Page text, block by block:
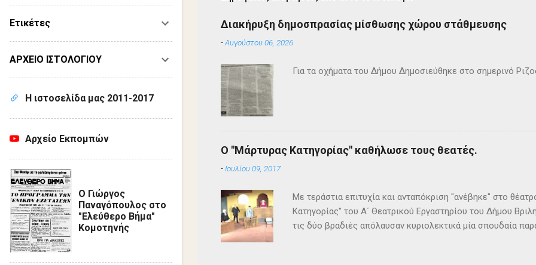
ε
σ
σ
ο
λ
ί
ο
υ
Διακήρυξη δημοσπρασίας μίσθωσης χώρου στάθμευσης
-Αυγούστου 06, 2026
Για τα οχήματα του Δήμου Δημοσιεύθηκε στο σημερινό
Ο "Μάρτυρας Κατηγορίας" καθήλωσε τους θεατές.
- Ιουλίου 09, 2017
Με τεράστια επιτυχία και ανταπόκριση "ανέβηκε" στο
Κατηγορίας" του Α΄ Θεατρικού Εργαστηρίου του Δήμου
τις δύο βραδιές απόλαυσαν κυριολεκτικά μία σπουδαία
ανατροπές και ένα μοναδικό φινάλε που απαντά σε όλα
Ετικέτες
ΑΡΧΕΙΟ ΙΣΤΟΛΟΓΙΟΥ
Η ιστοσελίδα μας 2011-2017
Αρχείο Εκπομπών
Ο Γιώργος
Παναγόπουλος στο
"Ελεύθερο Βήμα"
Κομοτηνής